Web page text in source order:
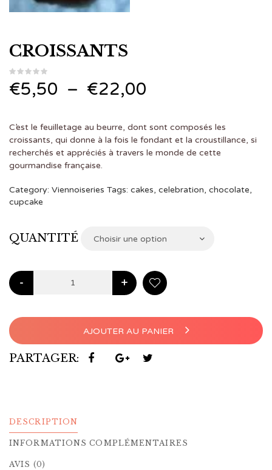
CROISSANTS
€5,50 – €22,00
prix :
à
C’est le feuilletage au beurre, dont sont composés les
croissants, qui donne à la fois le fondant et la croustillance, si
recherchés et appréciés à travers le monde de cette
gourmandise française.
Category: Viennoiseries Tags: cakes, celebration, chocolate,
cupcake
QUANTITÉ Choisir une option
- +
AJOUTER AU PANIER
PARTAGER:
DESCRIPTION
INFORMATIONS COMPLÉMENTAIRES
AVIS (0)